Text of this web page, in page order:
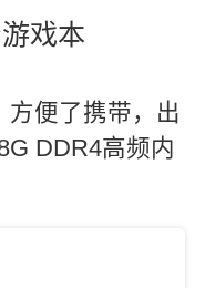
戏本
方便了携带，出
DDR4高频内